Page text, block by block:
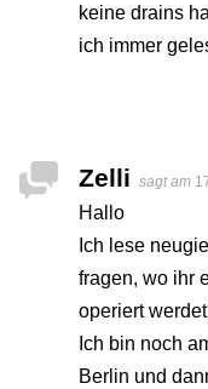
keine drains
ich immer
Zelli sagt am
Hallo
Ich lese
fragen, wo ihr
operiert
Ich bin noch
Berlin und